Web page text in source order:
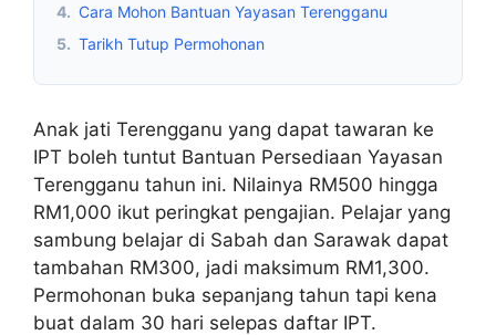
4. Cara Mohon Bantuan Yayasan Terengganu
5. Tarikh Tutup Permohonan
Anak jati Terengganu yang dapat tawaran ke
IPT boleh tuntut Bantuan Persediaan Yayasan
Terengganu tahun ini. Nilainya RM500 hingga
RM1,000 ikut peringkat pengajian. Pelajar yang
sambung belajar di Sabah dan Sarawak dapat
tambahan RM300, jadi maksimum RM1,300.
Permohonan buka sepanjang tahun tapi kena
buat dalam 30 hari selepas daftar IPT.